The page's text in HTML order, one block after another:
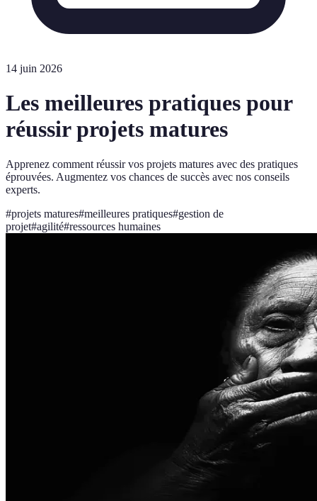
14 juin 2026
Les meilleures pratiques pour
réussir projets matures
Apprenez comment réussir vos projets matures avec des pratiques
éprouvées. Augmentez vos chances de succès avec nos conseils
experts.
#projets matures#meilleures pratiques#gestion de
projet#agilité#ressources humaines